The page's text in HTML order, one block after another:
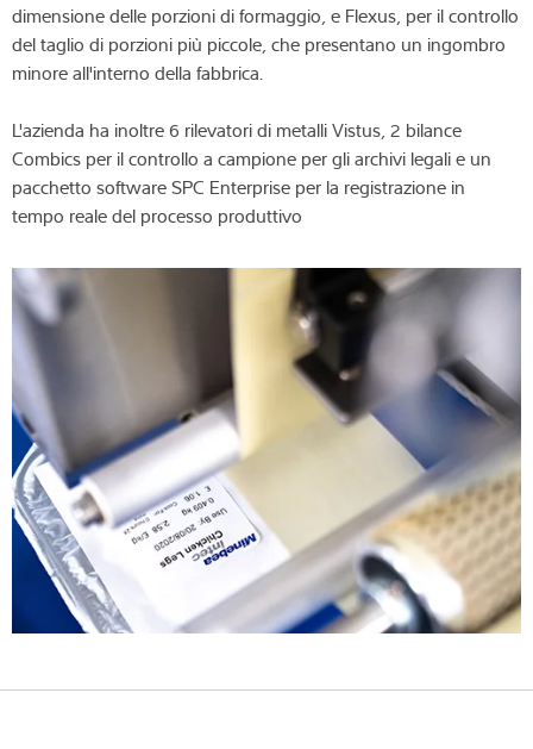
dimensione delle porzioni di formaggio, e Flexus, per il controllo
del taglio di porzioni più piccole, che presentano un ingombro
minore all'interno della fabbrica.
L'azienda ha inoltre 6 rilevatori di metalli Vistus, 2 bilance
Combics per il controllo a campione per gli archivi legali e un
pacchetto software SPC Enterprise per la registrazione in
tempo reale del processo produttivo